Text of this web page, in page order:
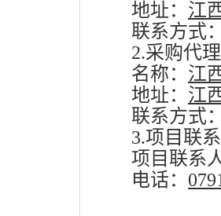
地址： 江
联系方式
2.采购代
名称： 江
地址： 江
联系方式
3.项目联
项目联系
电话：